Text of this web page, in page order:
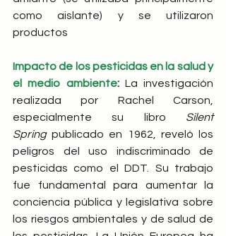
como aislante) y se utilizaron
productos
Impacto de los pesticidas en la salud y
el medio ambiente: La investigación
realizada por Rachel Carson,
especialmente su libro Silent
Spring publicado en 1962, reveló los
peligros del uso indiscriminado de
pesticidas como el DDT. Su trabajo
fue fundamental para aumentar la
conciencia pública y legislativa sobre
los riesgos ambientales y de salud de